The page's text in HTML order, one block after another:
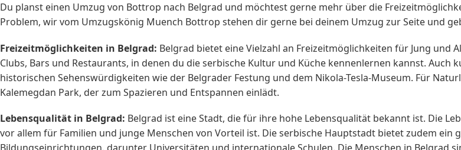
Du planst einen Umzug von Bottrop nach Belgrad und möchtest gerne mehr über die
Problem, wir vom Umzugskönig Muench Bottrop stehen dir gerne bei deinem Umzug zur Seite und
Freizeitmöglichkeiten in Belgrad: Belgrad bietet eine Vielzahl an Freizeitmöglichkeiten für Jung
Clubs, Bars und Restaurants, in denen du die serbische Kultur und Küche kennenlernen kannst.
historischen Sehenswürdigkeiten wie der Belgrader Festung und dem Nikola-Tesla-Museum. Für
Kalemegdan Park, der zum Spazieren und Entspannen einlädt.
Lebensqualität in Belgrad: Belgrad ist eine Stadt, die für ihre hohe Lebensqualität bekannt ist. Die
vor allem für Familien und junge Menschen von Vorteil ist. Die serbische Hauptstadt bietet zudem ein